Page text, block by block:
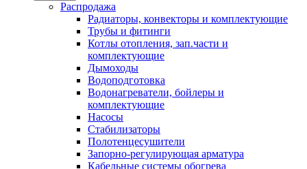
Распродажа
Радиаторы, конвекторы и комплектующие
Трубы и фитинги
Котлы отопления, зап.части и
комплектующие
Дымоходы
Водоподготовка
Водонагреватели, бойлеры и
комплектующие
Насосы
Стабилизаторы
Полотенцесушители
Запорно-регулирующая арматура
Кабельные системы обогрева